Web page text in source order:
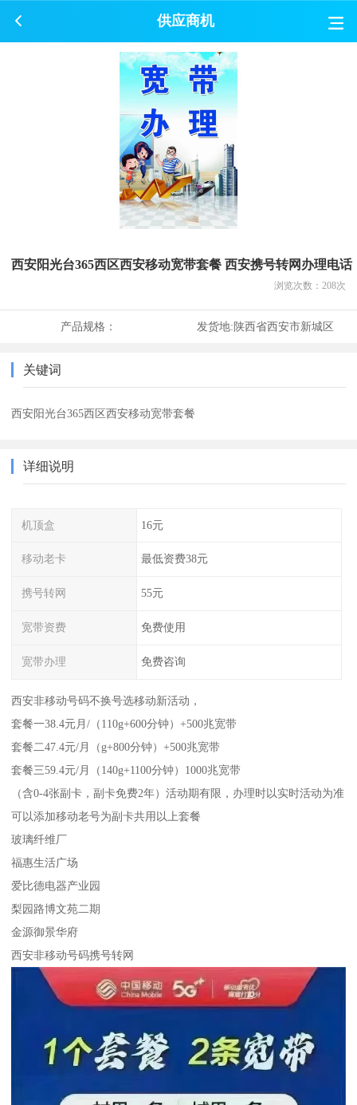
供应商机
西安阳光台365西区西安移动宽带套餐 西安携号转网办理电话
浏览次数： 208次
产品规格： 发货地:陕西省西安市新城区
关键词
西安阳光台365西区西安移动宽带套餐
详细说明
机顶盒 16元
移动老卡 最低资费38元
携号转网 55元
宽带资费 免费使用
宽带办理 免费咨询
西安非移动号码不换号选移动新活动，
套餐一38.4元月/（110g+600分钟）+500兆宽带
套餐二47.4元/月（g+800分钟）+500兆宽带
套餐三59.4元/月（140g+1100分钟）1000兆宽带
（含0-4张副卡，副卡免费2年）活动期有限，办理时以实时活动为准
可以添加移动老号为副卡共用以上套餐
玻璃纤维厂
福惠生活广场
爱比德电器产业园
梨园路博文苑二期
金源御景华府
西安非移动号码携号转网